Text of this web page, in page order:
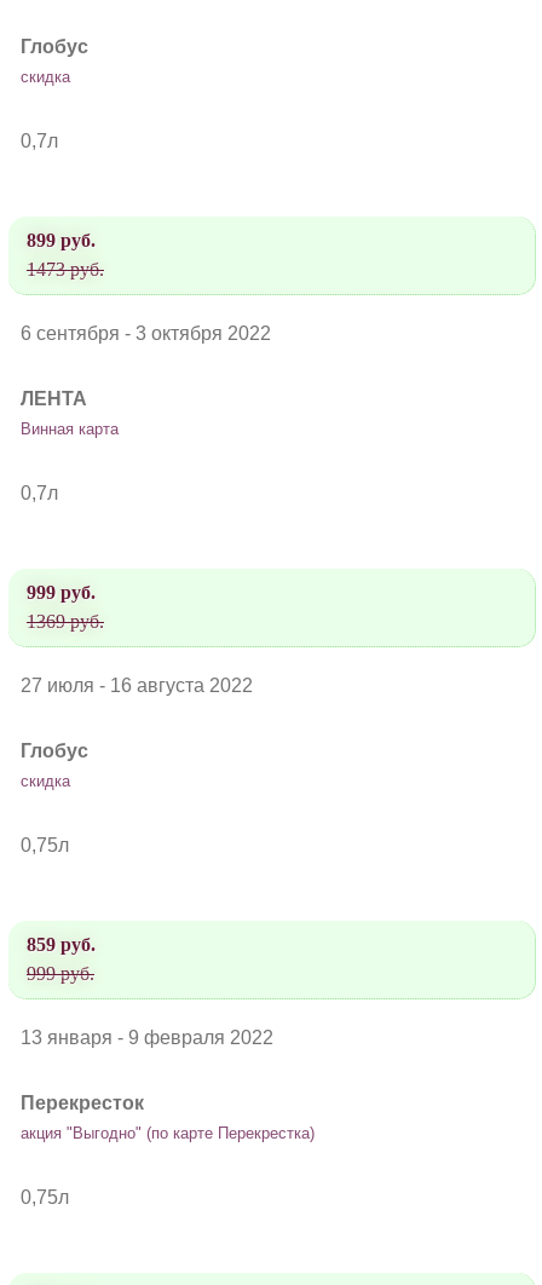
Глобус
скидка
0,7л
899 руб.
1473 руб.
6 сентября - 3 октября 2022
ЛЕНТА
Винная карта
0,7л
999 руб.
1369 руб.
27 июля - 16 августа 2022
Глобус
скидка
0,75л
859 руб.
999 руб.
13 января - 9 февраля 2022
Перекресток
акция "Выгодно" (по карте Перекрестка)
0,75л